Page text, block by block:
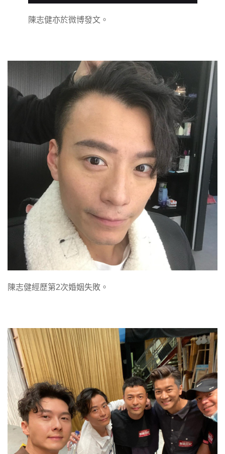
陳志健亦於微博發文。
陳志健經歷第2次婚姻失敗。